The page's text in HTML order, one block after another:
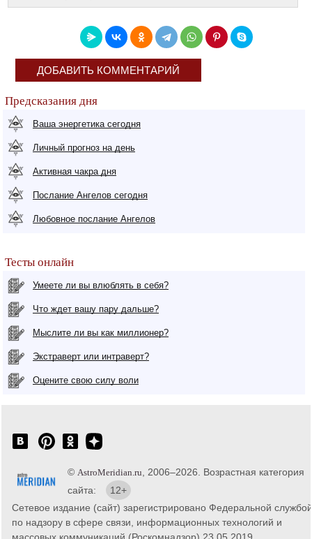
ДОБАВИТЬ КОММЕНТАРИЙ
Предсказания дня
Ваша энергетика сегодня
Личный прогноз на день
Активная чакра дня
Послание Ангелов сегодня
Любовное послание Ангелов
Тесты онлайн
Умеете ли вы влюблять в себя?
Что ждет вашу пару дальше?
Мыслите ли вы как миллионер?
Экстраверт или интраверт?
Оцените свою силу воли
© AstroMeridian.ru , 2006–2026. Возрастная категория
сайта:
12+
Сетевое издание (сайт) зарегистрировано Федеральной службой
по надзору в сфере связи, информационных технологий и
массовых коммуникаций (Роскомнадзор) 23.05.2019.